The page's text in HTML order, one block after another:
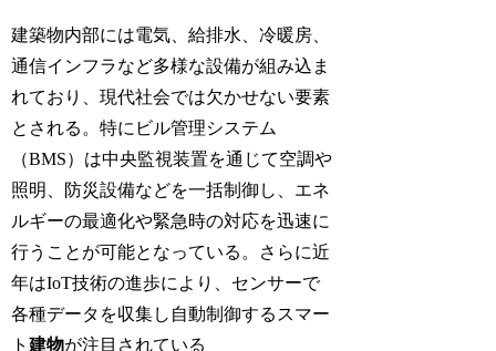
建築物内部には電気、給排水、冷暖房、
通信インフラなど多様な設備が組み込ま
れており、現代社会では欠かせない要素
とされる。特にビル管理システム
（BMS）は中央監視装置を通じて空調や
照明、防災設備などを一括制御し、エネ
ルギーの最適化や緊急時の対応を迅速に
行うことが可能となっている。さらに近
年はIoT技術の進歩により、センサーで
各種データを収集し自動制御するスマー
ト建物が注目されている